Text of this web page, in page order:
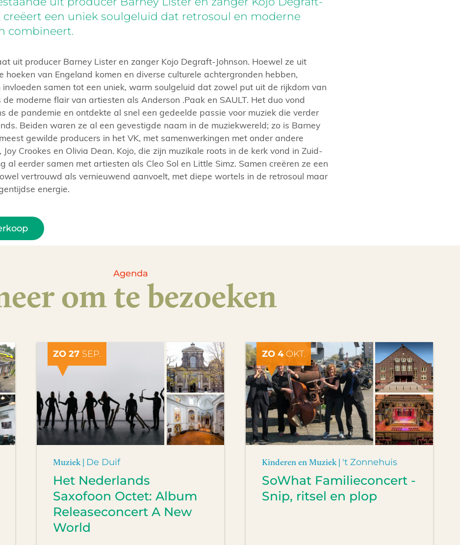
creëert een uniek soulgeluid dat retrosoul en moderne
combineert.
uit producer Barney Lister en zanger Kojo Degraft-Johnson. Hoewel ze uit
hoeken van Engeland komen en diverse culturele achtergronden hebben,
invloeden samen tot een uniek, warm soulgeluid dat zowel put uit de rijkdom van
de moderne flair van artiesten als Anderson .Paak en SAULT. Het duo vond
de pandemie en ontdekte al snel een gedeelde passie voor muziek die verder
Beiden waren ze al een gevestigde naam in de muziekwereld; zo is Barney
gewilde producers in het VK, met samenwerkingen met onder andere
Joy Crookes en Olivia Dean. Kojo, die zijn muzikale roots in de kerk vond in Zuid-
al eerder samen met artiesten als Cleo Sol en Little Simz. Samen creëren ze een
vertrouwd als vernieuwend aanvoelt, met diepe wortels in de retrosoul maar
energie.
Agenda
om te bezoeken
ZO 27SEP.
Muziek | De Duif
Het Nederlands
Saxofoon Octet: Album
Releaseconcert A New
World
ZO 4OKT.
Kinderen en Muziek | 't Zonnehuis
SoWhat Familieconcert -
Snip, ritsel en plop